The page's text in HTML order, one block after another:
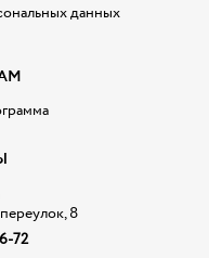
данных
8
72